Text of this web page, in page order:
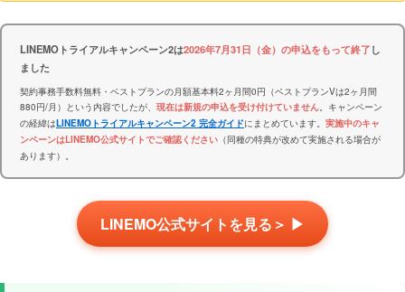
LINEMOトライアルキャンペーン2は2026年7月31日（金）の申込をもって終了し
ました
契約事務手数料無料・ベストプランの月額基本料2ヶ月間0円（ベストプランVは2ヶ月間
880円/月）という内容でしたが、 現在は新規の申込を受け付けていません。キャンペーン
の経緯はLINEMOトライアルキャンペーン2 完全ガイドにまとめています。 実施中のキャ
ンペーンはLINEMO公式サイトでご確認ください （同種の特典が改めて実施される場合が
あります）。
LINEMO公式サイトを見る＞ ▶